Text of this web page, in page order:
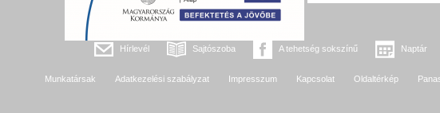
Hírlevél Sajtószoba A tehetség sokszínű Naptár
Munkatársak Adatkezelési szabályzat Impresszum Kapcsolat Oldaltérkép